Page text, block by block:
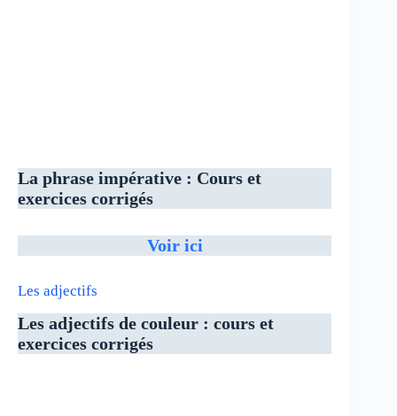
La phrase impérative : Cours et
exercices corrigés
Voir ici
Les adjectifs
Les adjectifs de couleur : cours et
exercices corrigés